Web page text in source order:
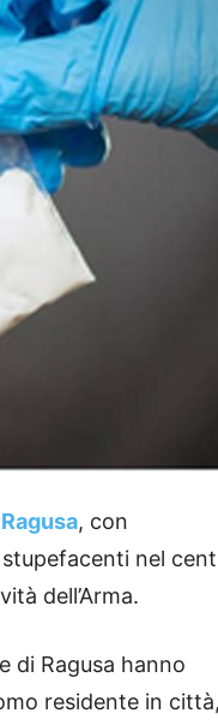
Ragusa, con
nel
dell’Arma.
di Ragusa hanno
residente in città,